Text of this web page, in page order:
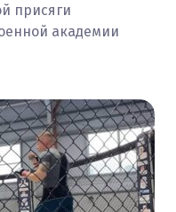
присяги
академии